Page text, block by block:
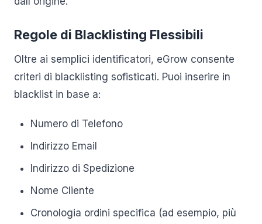
Regole di Blacklisting Flessibili
Oltre ai semplici identificatori, eGrow consente
criteri di blacklisting sofisticati. Puoi inserire in
blacklist in base a:
Numero di Telefono
Indirizzo Email
Indirizzo di Spedizione
Nome Cliente
Cronologia ordini specifica (ad esempio, più